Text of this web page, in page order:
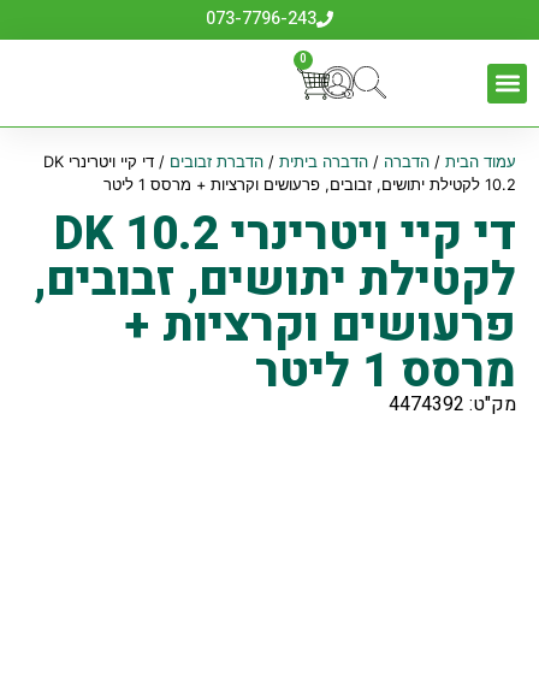
073-7796-243
0
עמוד הבית/ הדברה / הדברה ביתית/ הדברת זבובים
/ די קיי ויטרינרי DK
10.2 לקטילת יתושים, זבובים, פרעושים וקרציות + מרסס 1 ליטר
די קיי ויטרינרי DK 10.2
לקטילת יתושים, זבובים,
פרעושים וקרציות +
מרסס 1 ליטר
מק"ט: 4474392